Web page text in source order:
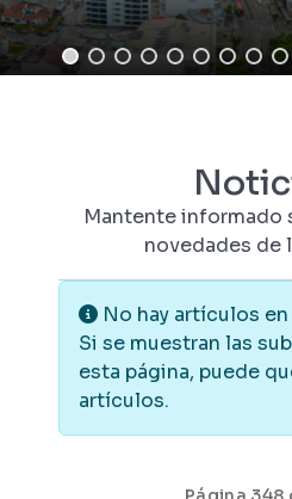
Mantente informado
novedades de
Información
No hay artículos
Si se muestran las
esta página, puede
artículos.